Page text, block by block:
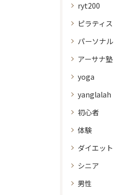
ryt200
ピラティス
パーソナル
アーサナ塾
yoga
yanglalah
初心者
体験
ダイエット
シニア
男性